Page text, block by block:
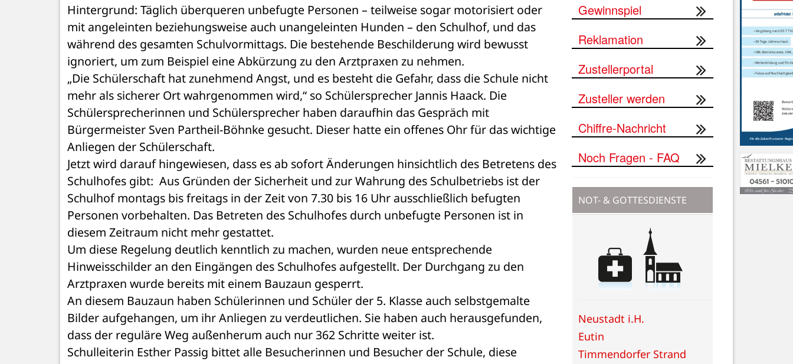
Hintergrund: Täglich überqueren unbefugte Personen – teilweise sogar motorisiert oder
mit angeleinten beziehungsweise auch unangeleinten Hunden – den Schulhof, und das
während des gesamten Schulvormittags. Die bestehende Beschilderung wird bewusst
ignoriert, um zum Beispiel eine Abkürzung zu den Arztpraxen zu nehmen.
„Die Schülerschaft hat zunehmend Angst, und es besteht die Gefahr, dass die Schule nicht
mehr als sicherer Ort wahrgenommen wird,“ so Schülersprecher Jannis Haack. Die
Schülersprecherinnen und Schülersprecher haben daraufhin das Gespräch mit
Bürgermeister Sven Partheil-Böhnke gesucht. Dieser hatte ein offenes Ohr für das wichtige
Anliegen der Schülerschaft.
Jetzt wird darauf hingewiesen, dass es ab sofort Änderungen hinsichtlich des Betretens des
Schulhofes gibt:  Aus Gründen der Sicherheit und zur Wahrung des Schulbetriebs ist der
Schulhof montags bis freitags in der Zeit von 7.30 bis 16 Uhr ausschließlich befugten
Personen vorbehalten. Das Betreten des Schulhofes durch unbefugte Personen ist in
diesem Zeitraum nicht mehr gestattet.
Um diese Regelung deutlich kenntlich zu machen, wurden neue entsprechende
Hinweisschilder an den Eingängen des Schulhofes aufgestellt. Der Durchgang zu den
Arztpraxen wurde bereits mit einem Bauzaun gesperrt.
An diesem Bauzaun haben Schülerinnen und Schüler der 5. Klasse auch selbstgemalte
Bilder aufgehangen, um ihr Anliegen zu verdeutlichen. Sie haben auch herausgefunden,
dass der reguläre Weg außenherum auch nur 362 Schritte weiter ist.
Schulleiterin Esther Passig bittet alle Besucherinnen und Besucher der Schule, diese
Gewinnspiel
Reklamation
Zustellerportal
Zusteller werden
Chiffre-Nachricht
Noch Fragen - FAQ
NOT- & GOTTESDIENSTE
Neustadt i.H.
Eutin
Timmendorfer Strand